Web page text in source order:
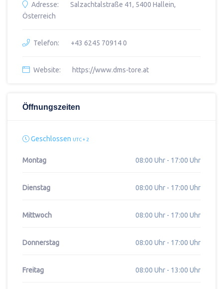
Adresse:
Salzachtalstraße 41, 5400 Hallein,
Österreich
Telefon: +43 6245 70914 0
Website: https://www.dms-tore.at
Öffnungszeiten
Geschlossen UTC + 2
Montag 08:00 Uhr - 17:00 Uhr
Dienstag 08:00 Uhr - 17:00 Uhr
Mittwoch 08:00 Uhr - 17:00 Uhr
Donnerstag 08:00 Uhr - 17:00 Uhr
Freitag 08:00 Uhr - 13:00 Uhr